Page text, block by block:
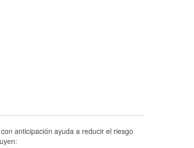
anticipación ayuda a reducir el riesgo